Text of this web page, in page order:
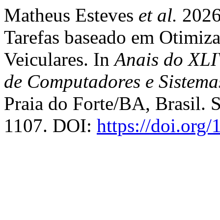
Matheus Esteves et al.
Tarefas baseado em
Veiculares. InAnais do
de Computadores e
Praia do Forte/BA, Brasil.
1107. DOI: https://doi.org/